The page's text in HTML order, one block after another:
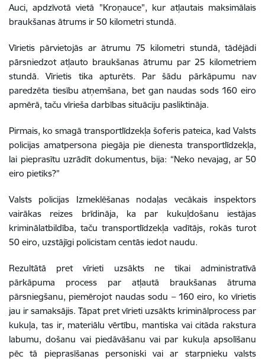
Auci, apdzīvotā vietā "Kroņauce", kur atļautais maksimālais
braukšanas ātrums ir 50 kilometri stundā.
Vīrietis pārvietojās ar ātrumu 75 kilometri stundā, tādējādi
pārsniedzot atļauto braukšanas ātrumu par 25 kilometriem
stundā. Vīrietis tika apturēts. Par šādu pārkāpumu nav
paredzēta tiesību atņemšana, bet gan naudas sods 160 eiro
apmērā, taču vīrieša darbības situāciju pasliktināja.
Pirmais, ko smagā transportlīdzekļa šoferis pateica, kad Valsts
policijas amatpersona piegāja pie dienesta transportlīdzekļa,
lai pieprasītu uzrādīt dokumentus, bija: “Neko nevajag, ar 50
eiro pietiks?”
Valsts policijas Izmeklēšanas nodaļas vecākais inspektors
vairākas reizes brīdināja, ka par kukuļdošanu iestājas
kriminālatbildība, taču transportlīdzekļa vadītājs, rokās turot
50 eiro, uzstājīgi policistam centās iedot naudu.
Rezultātā pret vīrieti uzsākts ne tikai administratīvā
pārkāpuma process par atļautā braukšanas ātruma
pārsniegšanu, piemērojot naudas sodu – 160 eiro, ko vīrietis
jau ir samaksājis. Tāpat pret vīrieti uzsākts kriminālprocess par
kukuļa, tas ir, materiālu vērtību, mantiska vai citāda rakstura
labumu, došanu vai piedāvāšanu vai par kukuļa apsolīšanu
pēc tā pieprasīšanas personiski vai ar starpnieku valsts